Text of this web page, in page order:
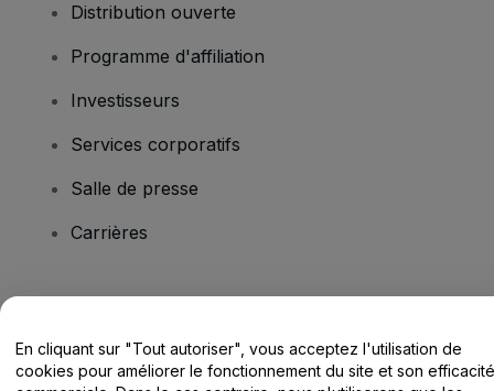
Distribution ouverte
Programme d'affiliation
Investisseurs
Services corporatifs
Salle de presse
Carrières
Centre d'assistance / Nous contacter
En cliquant sur "Tout autoriser", vous acceptez l'utilisation de
cookies pour améliorer le fonctionnement du site et son efficacité